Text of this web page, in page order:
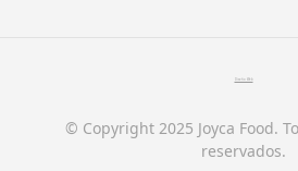
© Copyright 2025 Joyca Food.
reservados.
Diseño Web